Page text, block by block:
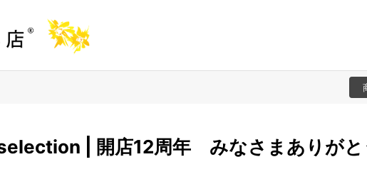
| 開店12周年 みなさまありがと